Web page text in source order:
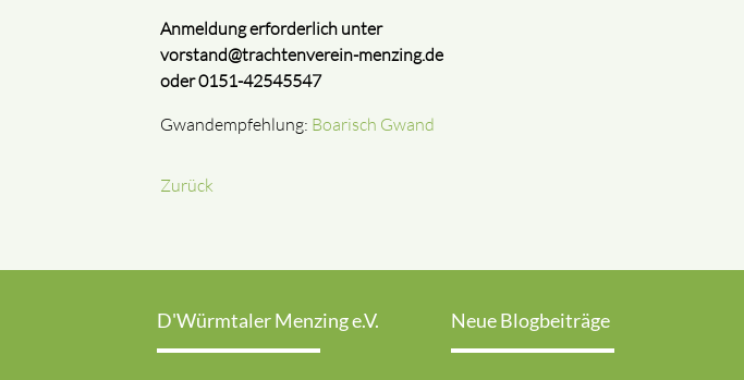
Anmeldung erforderlich unter
vorstand@trachtenverein-menzing.de
oder 0151-42545547
Gwandempfehlung: Boarisch Gwand
Zurück
D'Würmtaler Menzing e.V. Neue Blogbeiträge